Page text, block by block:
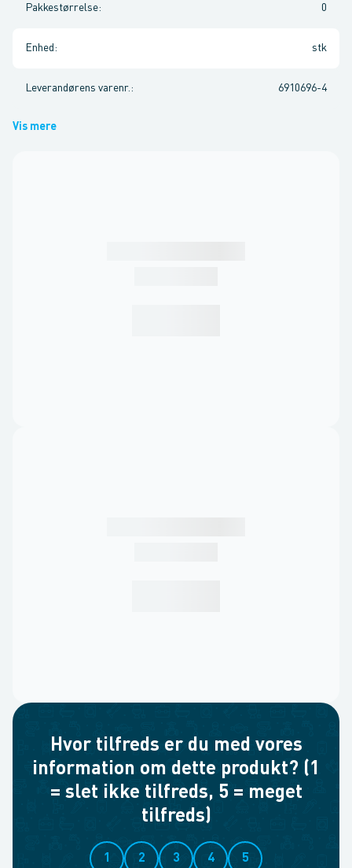
Pakkestørrelse: 0
Enhed : stk
Leverandørens varenr. : 6910696-4
Vis mere
Hvor tilfreds er du med vores
information om dette produkt? (1
= slet ikke tilfreds, 5 = meget
tilfreds)
1 2 3 4 5